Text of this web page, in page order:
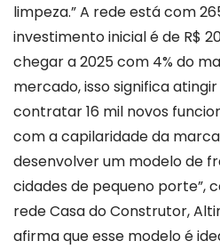
limpeza.” A rede está com
investimento inicial é de R$
chegar a 2025 com 4% do
mercado, isso significa
contratar 16 mil novos
com a capilaridade da
desenvolver um modelo de
cidades de pequeno porte”,
rede Casa do Construtor,
afirma que esse modelo é